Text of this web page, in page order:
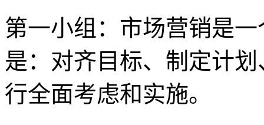
第一小组：市场营销是
是：对齐目标、制定计
行全面考虑和实施。